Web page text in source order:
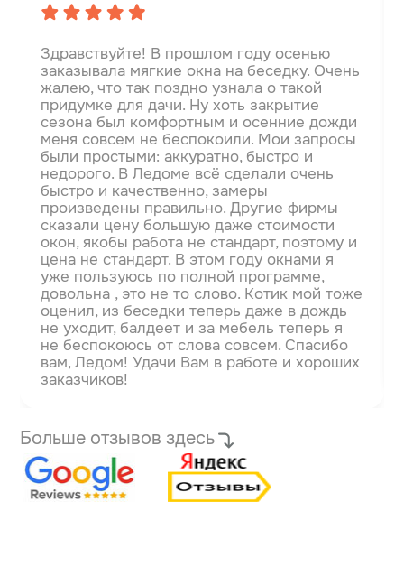
Здравствуйте! В прошлом году осенью
заказывала мягкие окна на беседку. Очень
жалею, что так поздно узнала о такой
придумке для дачи. Ну хоть закрытие
сезона был комфортным и осенние дожди
меня совсем не беспокоили. Мои запросы
были простыми: аккуратно, быстро и
недорого. В Ледоме всё сделали очень
быстро и качественно, замеры
произведены правильно. Другие фирмы
сказали цену большую даже стоимости
окон, якобы работа не стандарт, поэтому и
цена не стандарт. В этом году окнами я
уже пользуюсь по полной программе,
довольна , это не то слово. Котик мой тоже
оценил, из беседки теперь даже в дождь
не уходит, балдеет и за мебель теперь я
не беспокоюсь от слова совсем. Спасибо
вам, Ледом! Удачи Вам в работе и хороших
заказчиков!
Больше отзывов здесь